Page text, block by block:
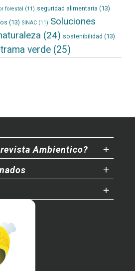
forestal (11) seguridad alimentaria (13)
(13) SINAC(11) Soluciones
(24) sostenibilidad (13)
trama verde(25)
Ambientico?